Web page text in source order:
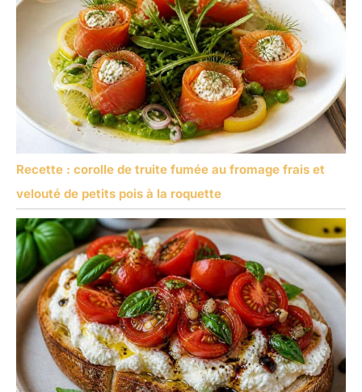
Recette : corolle de truite fumée au fromage frais et
velouté de petits pois à la roquette